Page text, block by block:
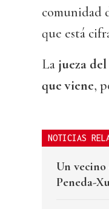
comunidad
que está
La jueza del
que viene,
NOTICIAS
Un
Peneda-